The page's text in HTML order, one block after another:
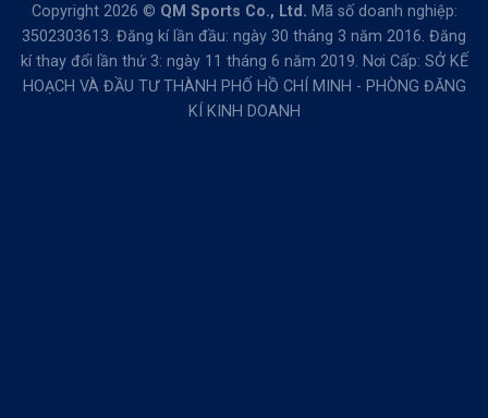
Copyright 2026 © QM Sports Co., Ltd. Mã số doanh nghiệp:
3502303613. Đăng kí lần đầu: ngày 30 tháng 3 năm 2016. Đăng
kí thay đổi lần thứ 3: ngày 11 tháng 6 năm 2019. Nơi Cấp: SỞ KẾ
HOẠCH VÀ ĐẦU TƯ THÀNH PHỐ HỒ CHÍ MINH - PHÒNG ĐĂNG
KÍ KINH DOANH